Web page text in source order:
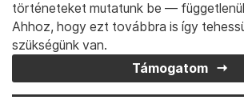
történeteket mutatunk be —
Ahhoz, hogy ezt továbbra is így
szükségünk van.
Támogatom